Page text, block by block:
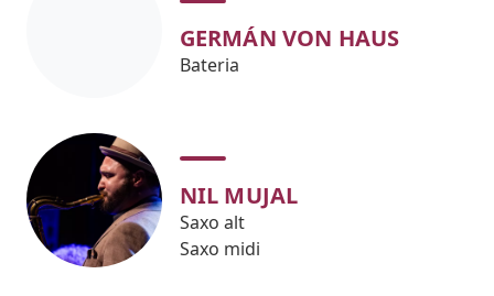
GERMÁN VON HAUS
Bateria
NIL MUJAL
Saxo alt
Saxo midi